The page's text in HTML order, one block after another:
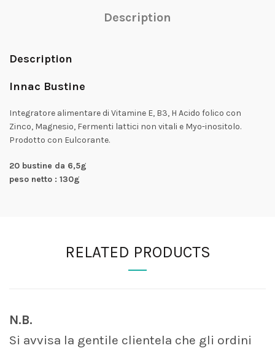
Description
Description
Innac Bustine
Integratore alimentare di Vitamine E, B3, H Acido folico con
Zinco, Magnesio, Fermenti lattici non vitali e Myo-inositolo.
Prodotto con Eulcorante.
20 bustine da 6,5g
peso netto : 130g
RELATED PRODUCTS
N.B.
Si avvisa la gentile clientela che gli ordini